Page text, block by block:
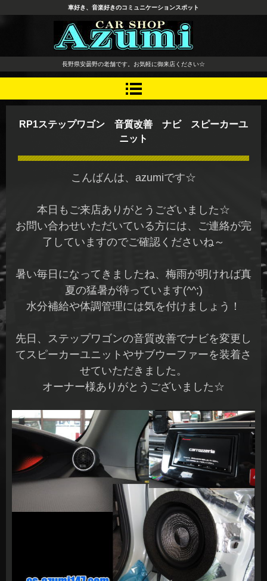
長野県 安曇野市 タイヤ ホ
イール デッドニング カーオ
ーディオ レカロシート
車好き、音楽好きのコミュニケーションスポット
長野県安曇野の老舗です。お気軽に御来店ください☆
RP1ステップワゴン 音質改善 ナビ スピーカーユ
ニット
こんばんは、azumiです☆
本日もご来店ありがとうございました☆
お問い合わせいただいている方には、ご連絡が完
了していますのでご確認くださいね～
暑い毎日になってきましたね、梅雨が明ければ真
夏の猛暑が待っています(^^;)
水分補給や体調管理には気を付けましょう！
先日、ステップワゴンの音質改善でナビを変更し
てスピーカーユニットやサブウーファーを装着さ
せていただきました。
オーナー様ありがとうございました☆